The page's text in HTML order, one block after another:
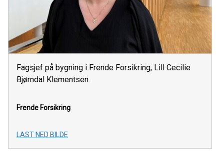
Fagsjef på bygning i Frende Forsikring, Lill Cecilie
Bjørndal Klementsen.
Frende Forsikring
LAST NED BILDE